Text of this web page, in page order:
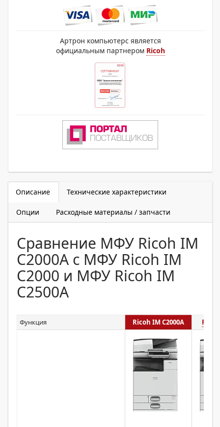
Артрон компьютерс является
официальным партнером Ricoh
Описание Технические характеристики
Опции Расходные материалы / запчасти
Сравнение МФУ Ricoh IM
C2000A с МФУ Ricoh IM
C2000 и МФУ Ricoh IM
C2500A
Функция Ricoh IM C2000A